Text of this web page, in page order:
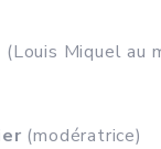
(Louis Miquel au
(modératrice)